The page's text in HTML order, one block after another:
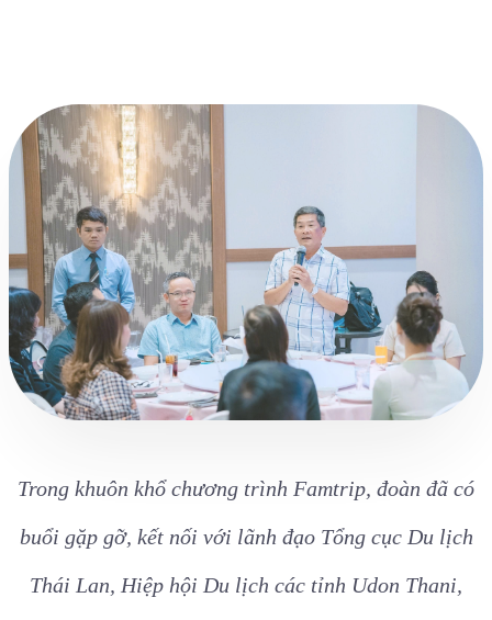
Trong khuôn khổ chương trình Famtrip, đoàn đã có
buổi gặp gỡ, kết nối với lãnh đạo Tổng cục Du lịch
Thái Lan, Hiệp hội Du lịch các tỉnh Udon Thani,